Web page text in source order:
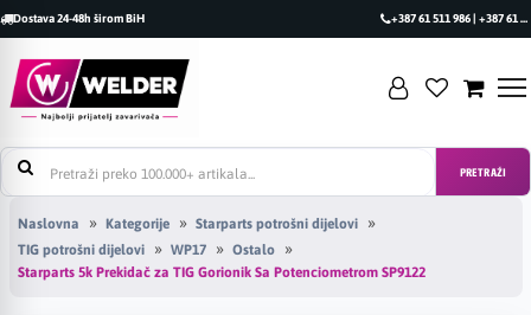
Dostava 24-48h širom BiH +387 61 511 986 | +387 61 493 470
PRETRAŽI
Naslovna Kategorije
Starparts potrošni dijelovi
TIG potrošni dijelovi
WP17
Ostalo
Starparts 5k Prekidač za TIG Gorionik Sa Potenciometrom SP9122